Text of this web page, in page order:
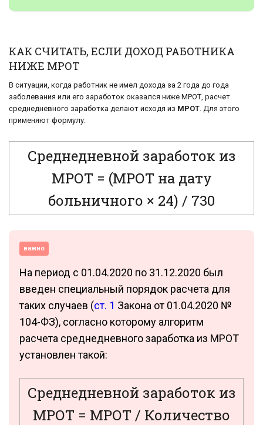
КАК СЧИТАТЬ, ЕСЛИ ДОХОД РАБОТНИКА
НИЖЕ МРОТ
В ситуации, когда работник не имел дохода за 2 года до года
заболевания или его заработок оказался ниже МРОТ, расчет
среднедневного заработка делают исходя из МРОТ . Для этого
применяют формулу:
Среднедневной заработок из
МРОТ = (МРОТ на дату
больничного × 24) / 730
важно
На период с 01.04.2020 по 31.12.2020 был
введен специальный порядок расчета для
таких случаев (ст. 1 Закона от 01.04.2020 №
104-ФЗ), согласно которому алгоритм
расчета среднедневного заработка из МРОТ
установлен такой:
Среднедневной заработок из
МРОТ = МРОТ / Количество